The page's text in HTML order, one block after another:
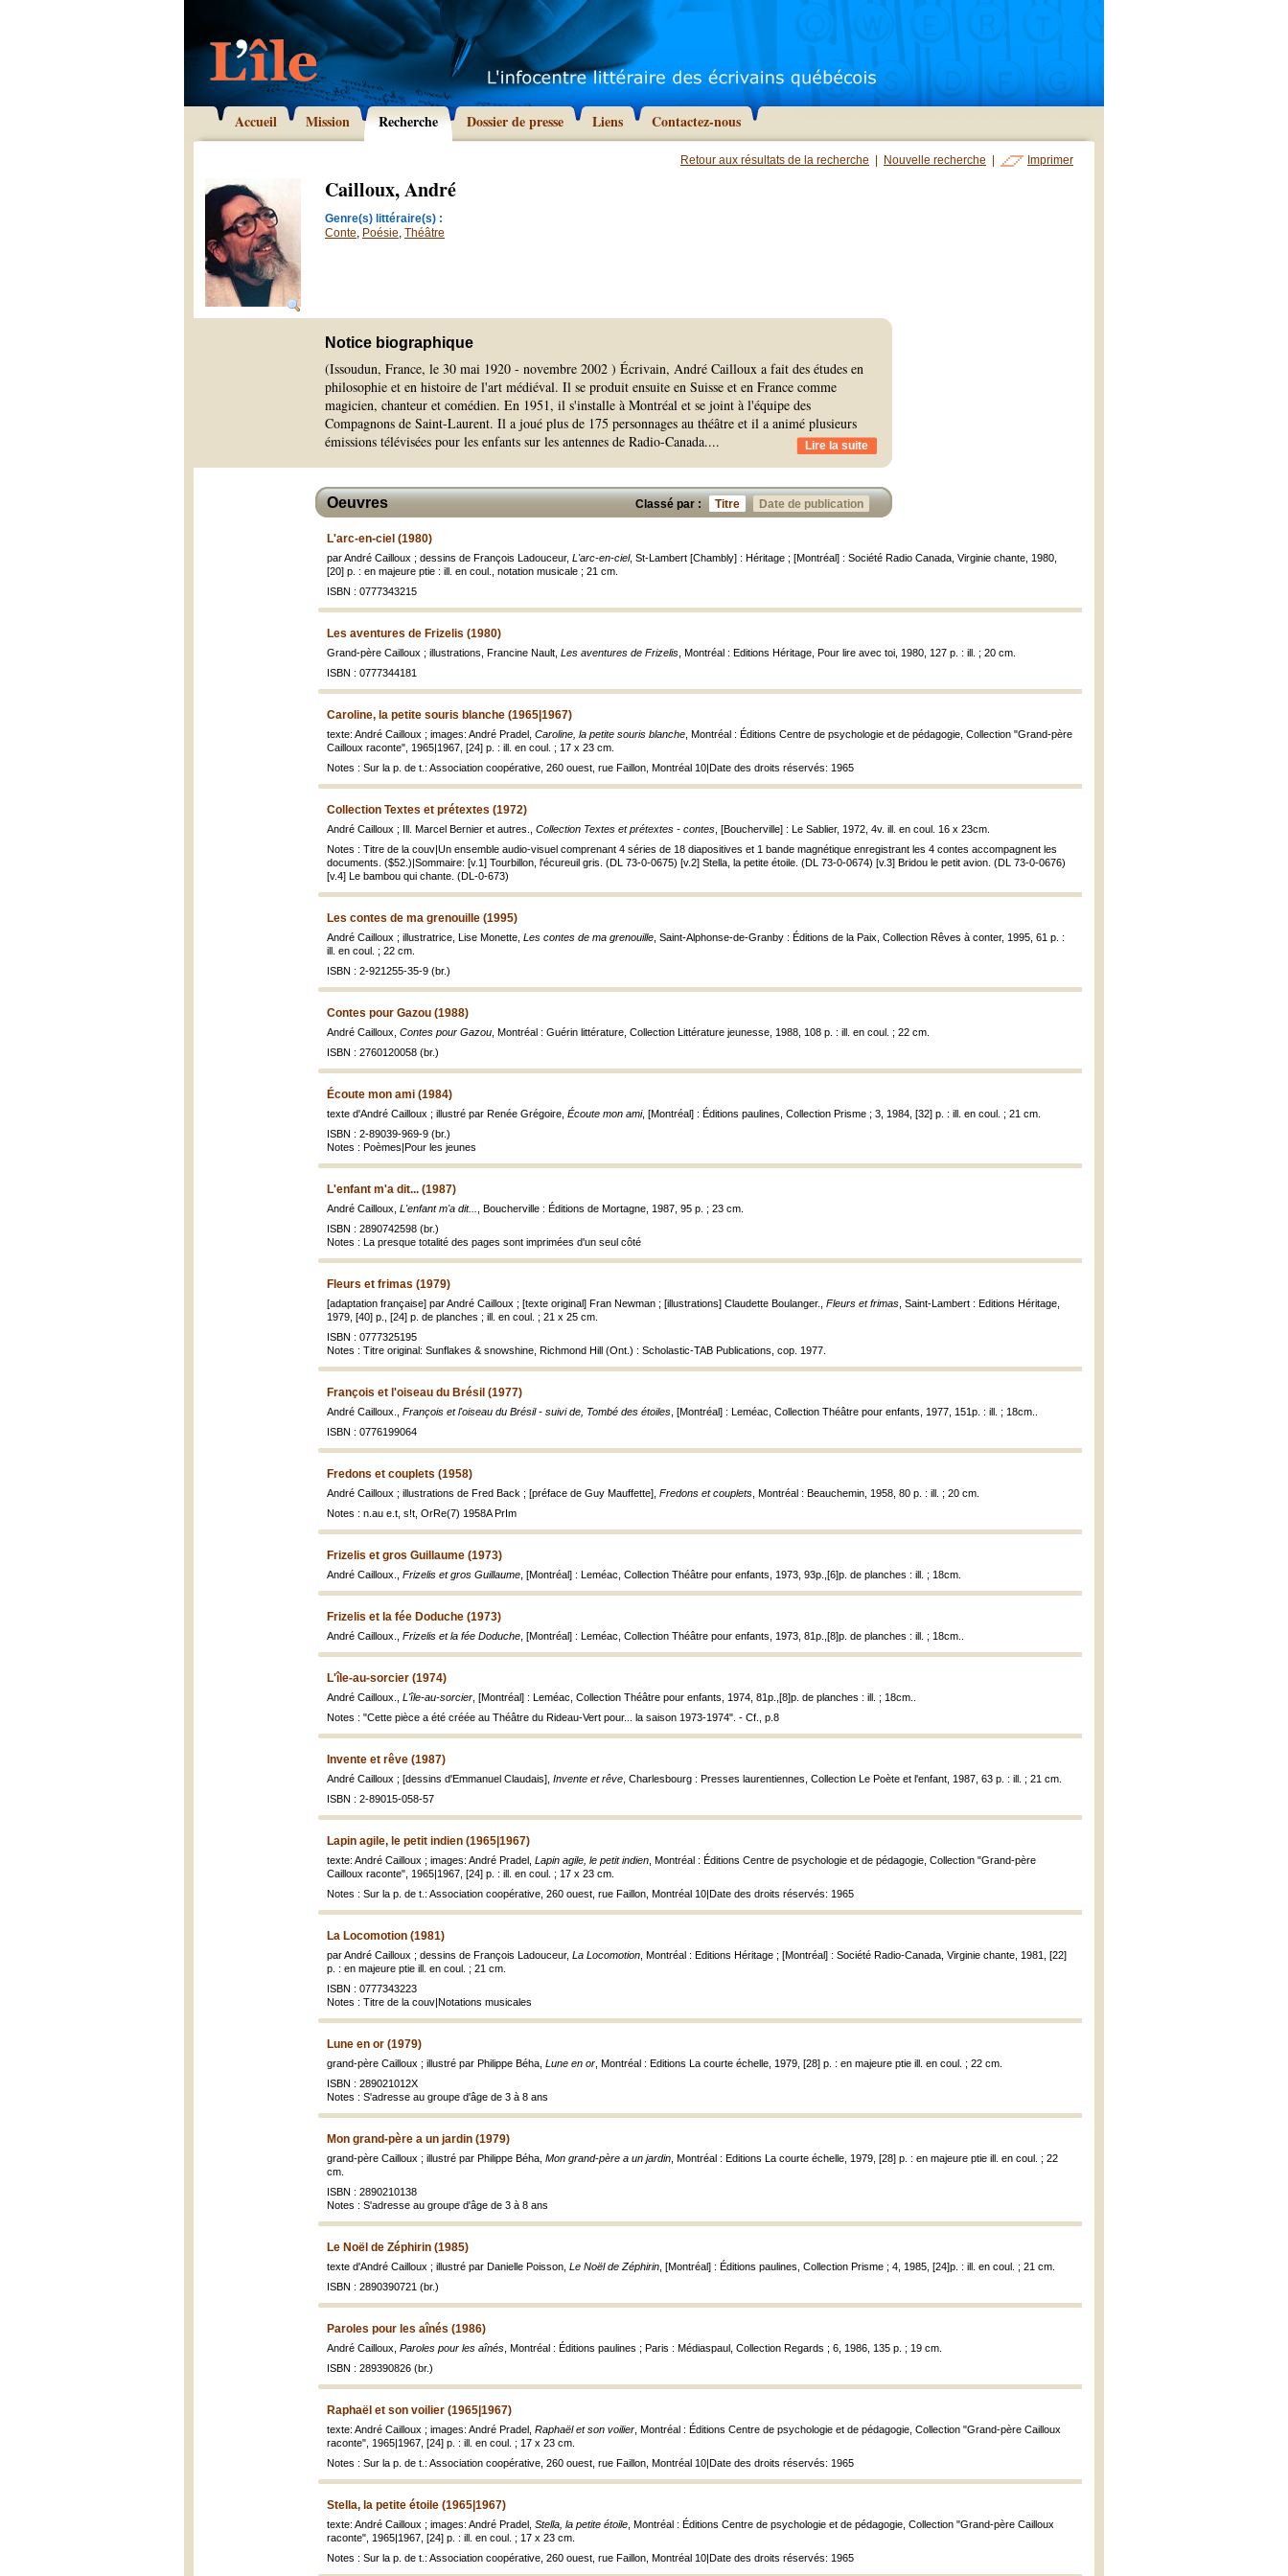
Accueil Mission Recherche Dossier de presse Liens Contactez-nous
Retour aux résultats de la recherche Nouvelle recherche Imprimer
Cailloux, André
Genre(s) littéraire(s) :
Conte, Poésie, Théâtre
Notice biographique
(Issoudun, France, le 30 mai 1920 - novembre 2002 ) Écrivain, André Cailloux a fait des études en
philosophie et en histoire de l'art médiéval. Il se produit ensuite en Suisse et en France comme
magicien, chanteur et comédien. En 1951, il s'installe à Montréal et se joint à l'équipe des
Compagnons de Saint-Laurent. Il a joué plus de 175 personnages au théâtre et il a animé plusieurs
émissions télévisées pour les enfants sur les antennes de Radio-Canada.... Lire la suite
Classé par : Titre Date de publication
Oeuvres
L'arc-en-ciel (1980)
par André Cailloux ; dessins de François Ladouceur, L'arc-en-ciel, St-Lambert [Chambly] : Héritage ; [Montréal] : Société Radio Canada, Virginie chante, 1980,
[20] p. : en majeure ptie : ill. en coul., notation musicale ; 21 cm.
ISBN : 0777343215
Les aventures de Frizelis (1980)
Grand-père Cailloux ; illustrations, Francine Nault, Les aventures de Frizelis , Montréal : Editions Héritage, Pour lire avec toi, 1980, 127 p. : ill. ; 20 cm.
ISBN : 0777344181
Caroline, la petite souris blanche (1965|1967)
texte: André Cailloux ; images: André Pradel, Caroline, la petite souris blanche , Montréal : Éditions Centre de psychologie et de pédagogie, Collection "Grand-père
Cailloux raconte", 1965|1967, [24] p. : ill. en coul. ; 17 x 23 cm.
Notes : Sur la p. de t.: Association coopérative, 260 ouest, rue Faillon, Montréal 10|Date des droits réservés: 1965
Collection Textes et prétextes (1972)
André Cailloux ; Ill. Marcel Bernier et autres., Collection Textes et prétextes - contes , [Boucherville] : Le Sablier, 1972, 4v. ill. en coul. 16 x 23cm.
Notes : Titre de la couv|Un ensemble audio-visuel comprenant 4 séries de 18 diapositives et 1 bande magnétique enregistrant les 4 contes accompagnent les
documents. ($52.)|Sommaire: [v.1] Tourbillon, l'écureuil gris. (DL 73-0-0675) [v.2] Stella, la petite étoile. (DL 73-0-0674) [v.3] Bridou le petit avion. (DL 73-0-0676)
[v.4] Le bambou qui chante. (DL-0-673)
Les contes de ma grenouille (1995)
André Cailloux ; illustratrice, Lise Monette, Les contes de ma grenouille , Saint-Alphonse-de-Granby : Éditions de la Paix, Collection Rêves à conter, 1995, 61 p. :
ill. en coul. ; 22 cm.
ISBN : 2-921255-35-9 (br.)
Contes pour Gazou (1988)
André Cailloux, Contes pour Gazou , Montréal : Guérin littérature, Collection Littérature jeunesse, 1988, 108 p. : ill. en coul. ; 22 cm.
ISBN : 2760120058 (br.)
Écoute mon ami (1984)
texte d'André Cailloux ; illustré par Renée Grégoire, Écoute mon ami, [Montréal] : Éditions paulines, Collection Prisme ; 3, 1984, [32] p. : ill. en coul. ; 21 cm.
ISBN : 2-89039-969-9 (br.)
Notes : Poèmes|Pour les jeunes
L'enfant m'a dit... (1987)
André Cailloux, L'enfant m'a dit...
, Boucherville : Éditions de Mortagne, 1987, 95 p. ; 23 cm.
ISBN : 2890742598 (br.)
Notes : La presque totalité des pages sont imprimées d'un seul côté
Fleurs et frimas (1979)
[adaptation française] par André Cailloux ; [texte original] Fran Newman ; [illustrations] Claudette Boulanger., Fleurs et frimas , Saint-Lambert : Editions Héritage,
1979, [40] p., [24] p. de planches ; ill. en coul. ; 21 x 25 cm.
ISBN : 0777325195
Notes : Titre original: Sunflakes & snowshine, Richmond Hill (Ont.) : Scholastic-TAB Publications, cop. 1977.
François et l'oiseau du Brésil (1977)
André Cailloux., François et l'oiseau du Brésil - suivi de, Tombé des étoiles , [Montréal] : Leméac, Collection Théâtre pour enfants, 1977, 151p. : ill. ; 18cm..
ISBN : 0776199064
Fredons et couplets (1958)
André Cailloux ; illustrations de Fred Back ; [préface de Guy Mauffette], Fredons et couplets , Montréal : Beauchemin, 1958, 80 p. : ill. ; 20 cm.
Notes : n.au e.t, s!t, OrRe(7) 1958A PrIm
Frizelis et gros Guillaume (1973)
André Cailloux., Frizelis et gros Guillaume , [Montréal] : Leméac, Collection Théâtre pour enfants, 1973, 93p.,[6]p. de planches : ill. ; 18cm.
Frizelis et la fée Doduche (1973)
André Cailloux., Frizelis et la fée Doduche , [Montréal] : Leméac, Collection Théâtre pour enfants, 1973, 81p.,[8]p. de planches : ill. ; 18cm..
L'île-au-sorcier (1974)
André Cailloux., L'île-au-sorcier , [Montréal] : Leméac, Collection Théâtre pour enfants, 1974, 81p.,[8]p. de planches : ill. ; 18cm..
Notes : "Cette pièce a été créée au Théâtre du Rideau-Vert pour... la saison 1973-1974". - Cf., p.8
Invente et rêve (1987)
André Cailloux ; [dessins d'Emmanuel Claudais], Invente et rêve , Charlesbourg : Presses laurentiennes, Collection Le Poète et l'enfant, 1987, 63 p. : ill. ; 21 cm.
ISBN : 2-89015-058-57
Lapin agile, le petit indien (1965|1967)
texte: André Cailloux ; images: André Pradel, Lapin agile, le petit indien , Montréal : Éditions Centre de psychologie et de pédagogie, Collection "Grand-père
Cailloux raconte", 1965|1967, [24] p. : ill. en coul. ; 17 x 23 cm.
Notes : Sur la p. de t.: Association coopérative, 260 ouest, rue Faillon, Montréal 10|Date des droits réservés: 1965
La Locomotion (1981)
par André Cailloux ; dessins de François Ladouceur, La Locomotion , Montréal : Editions Héritage ; [Montréal] : Société Radio-Canada, Virginie chante, 1981, [22]
p. : en majeure ptie ill. en coul. ; 21 cm.
ISBN : 0777343223
Notes : Titre de la couv|Notations musicales
Lune en or (1979)
grand-père Cailloux ; illustré par Philippe Béha, Lune en or , Montréal : Editions La courte échelle, 1979, [28] p. : en majeure ptie ill. en coul. ; 22 cm.
ISBN : 289021012X
Notes : S'adresse au groupe d'âge de 3 à 8 ans
Mon grand-père a un jardin (1979)
grand-père Cailloux ; illustré par Philippe Béha, Mon grand-père a un jardin , Montréal : Editions La courte échelle, 1979, [28] p. : en majeure ptie ill. en coul. ; 22
cm.
ISBN : 2890210138
Notes : S'adresse au groupe d'âge de 3 à 8 ans
Le Noël de Zéphirin (1985)
texte d'André Cailloux ; illustré par Danielle Poisson, Le Noël de Zéphirin , [Montréal] : Éditions paulines, Collection Prisme ; 4, 1985, [24]p. : ill. en coul. ; 21 cm.
ISBN : 2890390721 (br.)
Paroles pour les aînés (1986)
André Cailloux, Paroles pour les aînés , Montréal : Éditions paulines ; Paris : Médiaspaul, Collection Regards ; 6, 1986, 135 p. ; 19 cm.
ISBN : 289390826 (br.)
Raphaël et son voilier (1965|1967)
texte: André Cailloux ; images: André Pradel, Raphaël et son voilier , Montréal : Éditions Centre de psychologie et de pédagogie, Collection "Grand-père Cailloux
raconte", 1965|1967, [24] p. : ill. en coul. ; 17 x 23 cm.
Notes : Sur la p. de t.: Association coopérative, 260 ouest, rue Faillon, Montréal 10|Date des droits réservés: 1965
Stella, la petite étoile (1965|1967)
texte: André Cailloux ; images: André Pradel, Stella, la petite étoile , Montréal : Éditions Centre de psychologie et de pédagogie, Collection "Grand-père Cailloux
raconte", 1965|1967, [24] p. : ill. en coul. ; 17 x 23 cm.
Notes : Sur la p. de t.: Association coopérative, 260 ouest, rue Faillon, Montréal 10|Date des droits réservés: 1965